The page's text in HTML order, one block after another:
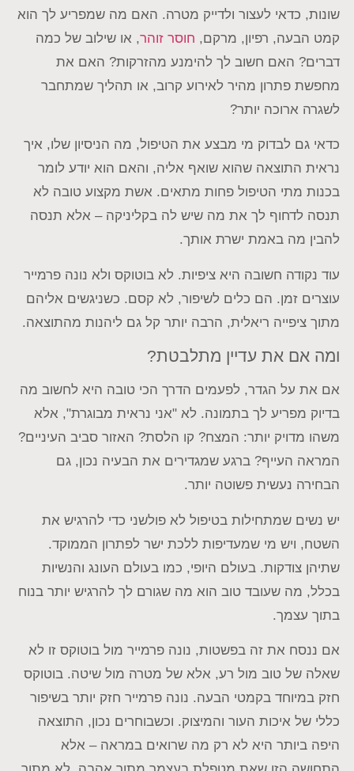
שונות, כדאי לעצור ולדייק מטרה. האם מה שמפריע לך הוא
קמט הבעה, רפיון, מרקם, חוסר זוהר, או שילוב של כמה
דברים? האם חשוב לך להימנע מהזרקות? האם את
מחפשת פתרון מהיר לאירוע קרוב, או תהליך שמתחבר
לשגרה ארוכה יותר?
כדאי גם לבדוק מי מבצע את הטיפול, מה הניסיון שלו, איך
נראית התוצאה שהוא שואף אליה, והאם הוא יודע לומר
בכנות מתי הטיפול פחות מתאים. אשת מקצוע טובה לא
תנסה לדחוף לך את מה שיש לה בקליניקה – אלא תנסה
להבין מה באמת ישרת אותך.
עוד נקודה חשובה היא ציפיות. לא בוטוקס ולא נונה פרמייר
עוצרים זמן. הם כלים לשיפור, לא קסם. כשניגשים אליהם
מתוך ציפייה ריאלית, הרבה יותר קל גם ליהנות מהתוצאה.
ומה אם את עדיין מתלבטת?
אם את על הגדר, לפעמים הדרך הכי טובה היא לחשוב מה
בדיוק מפריע לך בתמונה. לא "אני נראית מבוגרת", אלא
משהו מדויק יותר: המצח? קו הלסת? האזור סביב העיניים?
המראה העייף? ברגע שמגדירים את הבעיה נכון, גם
הבחירה נעשית פשוטה יותר.
יש נשים שמתחילות בטיפול לא פולשני כדי להרגיש את
השטח, ויש מי שמעדיפות ללכת ישר לפתרון הממוקד.
שתיהן צודקות. בעולם היופי, כמו בעולם העונג והנשיות
בכלל, מה שעובד טוב הוא מה שגורם לך להרגיש יותר בנוח
בתוך עצמך.
אם ננסח את זה בפשטות, נונה פרמייר מול בוטוקס זו לא
שאלה של טוב מול רע, אלא של מטרה מול שיטה. בוטוקס
חזק במיוחד בקמטי הבעה. נונה פרמייר חזק יותר בשיפור
כללי של איכות העור והמיצוק. וכשבוחרים נכון, התוצאה
היפה ביותר היא לא רק מה שרואים במראה – אלא